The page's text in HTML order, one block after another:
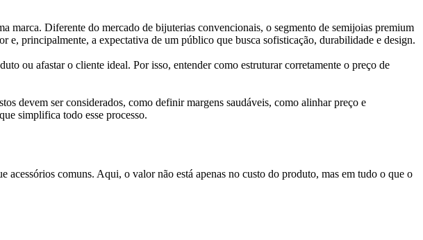
marca. Diferente do mercado de bijuterias convencionais, o segmento de semijoias premium
e, principalmente, a expectativa de um público que busca sofisticação, durabilidade e design.
ou afastar o cliente ideal. Por isso, entender como estruturar corretamente o preço de
devem ser considerados, como definir margens saudáveis, como alinhar preço e
simplifica todo esse processo.
comuns. Aqui, o valor não está apenas no custo do produto, mas em tudo o que o